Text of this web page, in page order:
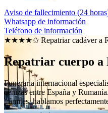
Aviso de fallecimiento (24
Whatsapp de información
Teléfono de información
★★★★✩ Repatriar cadáver a
Repatriar cuerpo a
Funeraria internacional
cenizas entre España y
trámites, hablamos